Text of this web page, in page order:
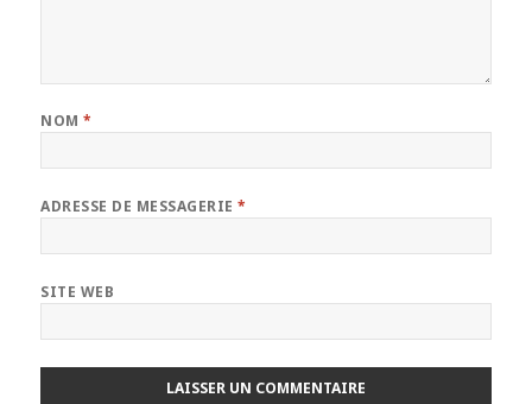
NOM*
ADRESSE DE MESSAGERIE*
SITE WEB